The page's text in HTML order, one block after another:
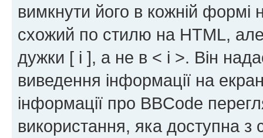
вимкнути його в кожній
схожий по стилю на HTML, але
дужки [ і ], а не в < і >. Він
виведення інформації на
інформації про BBCode
використання, яка доступна з